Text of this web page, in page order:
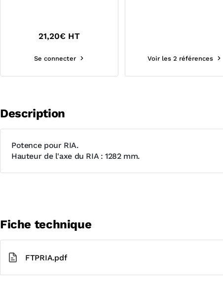
21,20€ HT
Se connecter Voir les 2 références
Description
Potence pour RIA.
Hauteur de l'axe du RIA : 1282 mm.
Fiche technique
FTPRIA.pdf